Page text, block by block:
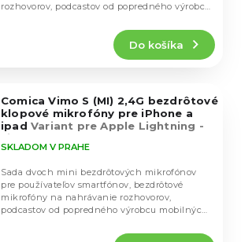
Do košíka
rozhovorov, podcastov od popredného výrobcu
Comica Vimo S (MI) 2,4G bezdrôtové
klopové mikrofóny pre iPhone a
ipad Variant pre Apple Lightning -
čierna farba
SKLADOM V PRAHE
Sada dvoch mini bezdrôtových mikrofónov
pre používateľov smartfónov, bezdrôtové
mikrofóny na nahrávanie rozhovorov,
podcastov od popredného výrobcu mobilných